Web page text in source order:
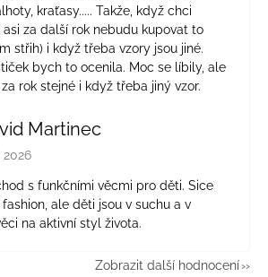
kraťasy..... Takže, když chci
asi za další rok nebudu kupovat to
střih) i když třeba vzory jsou jiné.
bych to ocenila. Moc se líbily, ale
rok stejné i když třeba jiný vzor.
Martinec
obchodu je 5 z 5 hvězdiček.
2026
s funkčními věcmi pro děti. Sice
ale děti jsou v suchu a v
na aktivní styl života.
Zobrazit další hodnocení